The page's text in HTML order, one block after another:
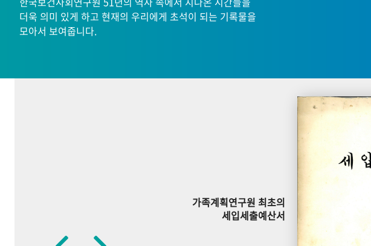
더욱 의미 있게 하고 현재의 우리에게 초석이 되는 기록물을
모아서 보여줍니다.
가족계획연구원 최초의
세입세출예산서